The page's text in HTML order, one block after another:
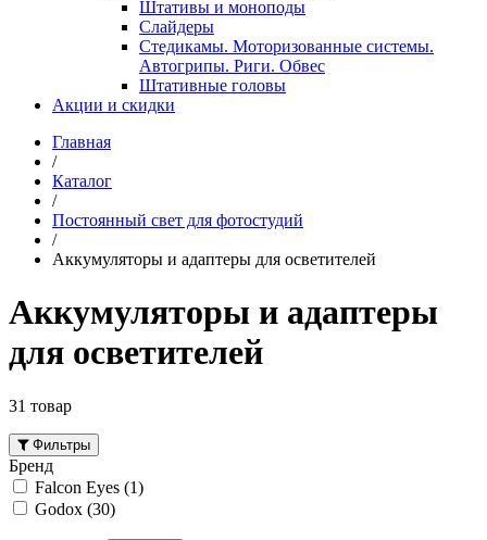
Штативы и моноподы
Слайдеры
Стедикамы. Моторизованные системы.
Автогрипы. Риги. Обвес
Штативные головы
Акции и скидки
Главная
/
Каталог
/
Постоянный свет для фотостудий
/
Аккумуляторы и адаптеры для осветителей
Аккумуляторы и адаптеры
для осветителей
31 товар
Фильтры
Бренд
Falcon Eyes (1)
Godox (30)